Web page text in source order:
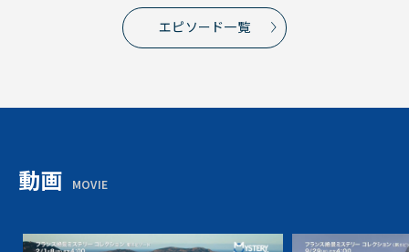
エピソード一覧
動画 MOVIE